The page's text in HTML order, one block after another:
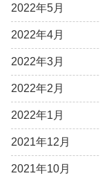
2022年5月
2022年4月
2022年3月
2022年2月
2022年1月
2021年12月
2021年10月